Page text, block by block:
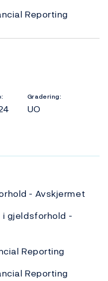
Reporting
Gradering:
UO
- Avskjermet
i gjeldsforhold -
Reporting
Reporting